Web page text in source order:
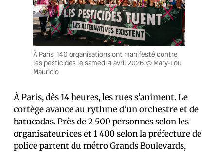
À Paris, 140 organisations ont manifesté contre
les pesticides le samedi 4 avril 2026. © Mary-Lou
Mauricio
À Paris, dès 14 heures, les rues s’animent. Le
cortège avance au rythme d’un orchestre et de
batucadas. Près de 2 500 personnes selon les
organisateur·ices et 1 400 selon la préfecture de
police partent du métro Grands Boulevards,